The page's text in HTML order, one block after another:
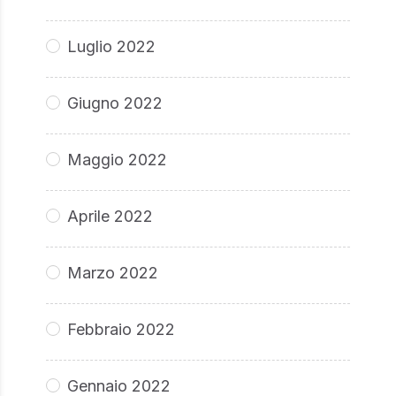
Luglio 2022
Giugno 2022
Maggio 2022
Aprile 2022
Marzo 2022
Febbraio 2022
Gennaio 2022